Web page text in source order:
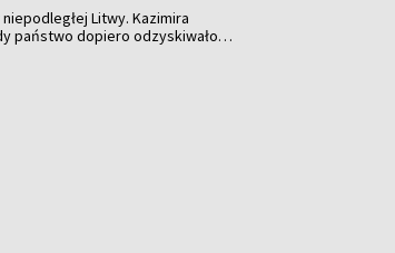
Litwy. Kazimira
państwo dopiero odzyskiwało